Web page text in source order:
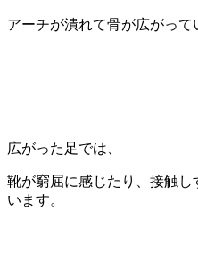
アーチが潰れて骨が広がって
広がった足では、
靴が窮屈に感じたり、接触し
います。